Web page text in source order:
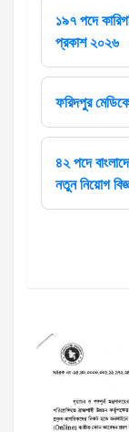
১৯৭ পদে
প্রকাশ ২০২৬
ফরিদপুর
৪২ পদে
নতুন নিয়োগ